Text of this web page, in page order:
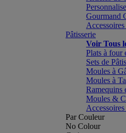
Gourmand
Pâtisserie
Voir Tous
Plats à four
Sets de
Moules à
Moules à
Ramequins
Moules &
Par Couleur
No Colour